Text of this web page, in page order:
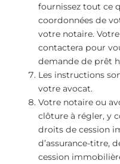
fournissez tout ce
coordonnées de
votre notaire.
contactera pour
demande de prêt
Les instructions
votre avocat.
Votre notaire ou
clôture à régler, y
droits de cession
d’assurance-titre,
cession